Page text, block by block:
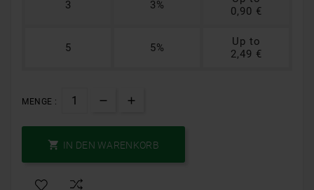
3 3%
0,90 €
5 5%
Up to
2,49 €
MENGE :
 IN DEN WARENKORB